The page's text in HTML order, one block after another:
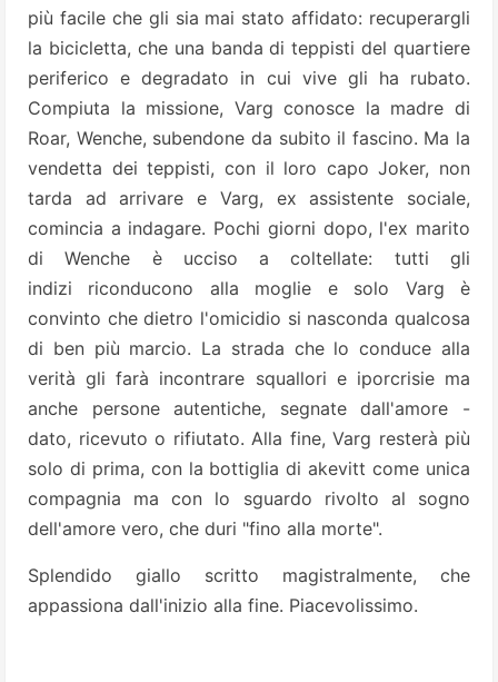
più facile che gli sia mai stato affidato: recuperargli
la bicicletta, che una banda di teppisti del quartiere
periferico e degradato in cui vive gli ha rubato.
Compiuta la missione, Varg conosce la madre di
Roar, Wenche, subendone da subito il fascino. Ma la
vendetta dei teppisti, con il loro capo Joker, non
tarda ad arrivare e Varg, ex assistente sociale,
comincia a indagare. Pochi giorni dopo, l'ex marito
di Wenche è ucciso a coltellate: tutti gli
indizi riconducono alla moglie e solo Varg è
convinto che dietro l'omicidio si nasconda qualcosa
di ben più marcio. La strada che lo conduce alla
verità gli farà incontrare squallori e iporcrisie ma
anche persone autentiche, segnate dall'amore -
dato, ricevuto o rifiutato. Alla fine, Varg resterà più
solo di prima, con la bottiglia di akevitt come unica
compagnia ma con lo sguardo rivolto al sogno
dell'amore vero, che duri "fino alla morte".
Splendido giallo scritto magistralmente, che
appassiona dall'inizio alla fine. Piacevolissimo.